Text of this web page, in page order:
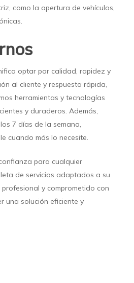
como la apertura de vehículos,
optar por calidad, rapidez y
al cliente y respuesta rápida,
herramientas y tecnologías
y duraderos. Además,
7 días de la semana,
cuando más lo necesite.
para cualquier
de servicios adaptados a su
y comprometido con
una solución eficiente y